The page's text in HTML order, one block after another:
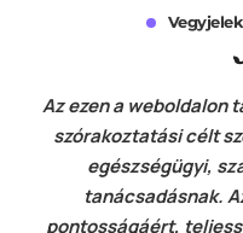
Az ezen a weboldalon
szórakoztatási célt
egészségügyi,
tanácsadásnak.
pontosságáért,